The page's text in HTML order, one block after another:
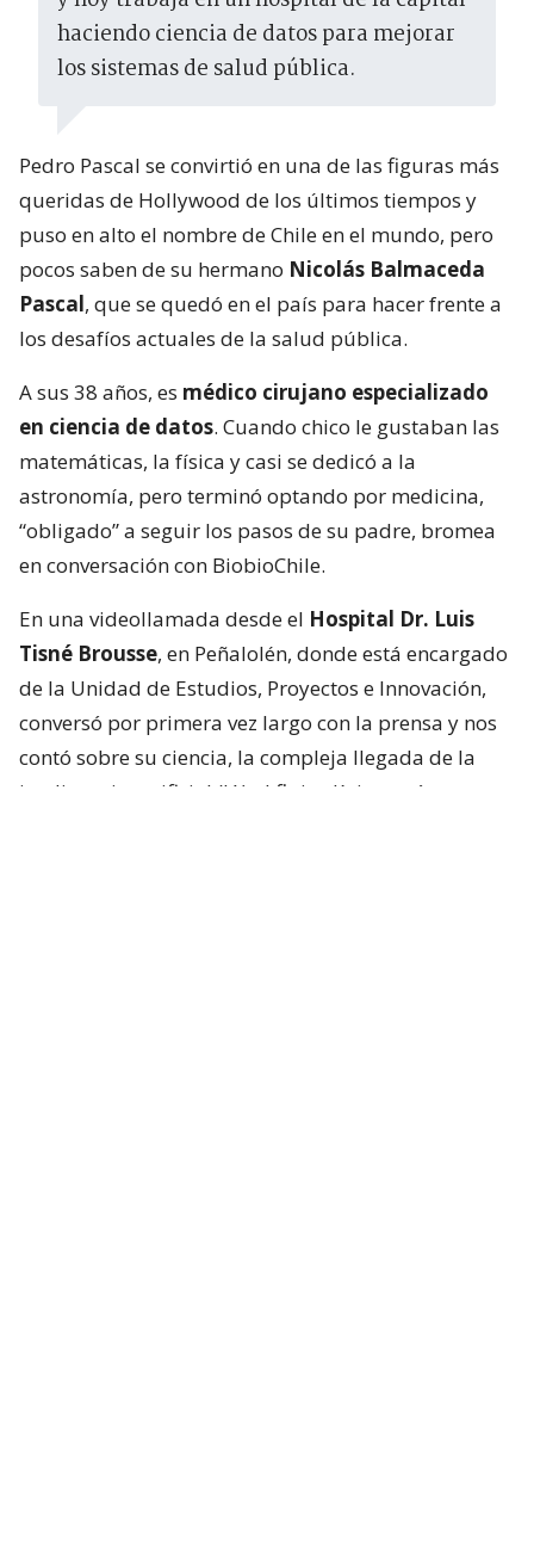
haciendo ciencia de datos para mejorar
los sistemas de salud pública.
Pedro Pascal se convirtió en una de las figuras más
queridas de Hollywood de los últimos tiempos y
puso en alto el nombre de Chile en el mundo, pero
pocos saben de su hermano Nicolás Balmaceda
Pascal, que se quedó en el país para hacer frente a
los desafíos actuales de la salud pública.
A sus 38 años, es médico cirujano especializado
en ciencia de datos. Cuando chico le gustaban las
matemáticas, la física y casi se dedicó a la
astronomía, pero terminó optando por medicina,
“obligado” a seguir los pasos de su padre, bromea
en conversación con BiobioChile.
En una videollamada desde el Hospital Dr. Luis
Tisné Brousse, en Peñalolén, donde está encargado
de la Unidad de Estudios, Proyectos e Innovación,
conversó por primera vez largo con la prensa y nos
contó sobre su ciencia, la compleja llegada de la
inteligencia artificial (IA) al flujo clínico y cómo es ser